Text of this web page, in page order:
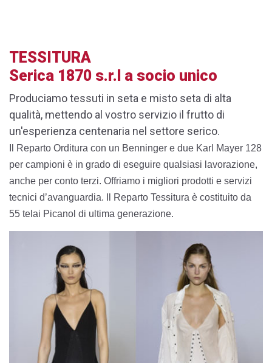
TESSITURA
Serica 1870 s.r.l a socio unico
Produciamo tessuti in seta e misto seta di alta
qualità, mettendo al vostro servizio il frutto di
un'esperienza centenaria nel settore serico.
Il Reparto Orditura con un Benninger e due Karl Mayer 128
per campioni è in grado di eseguire qualsiasi lavorazione,
anche per conto terzi. Offriamo i migliori prodotti e servizi
tecnici d’avanguardia. Il Reparto Tessitura è costituito da
55 telai Picanol di ultima generazione.